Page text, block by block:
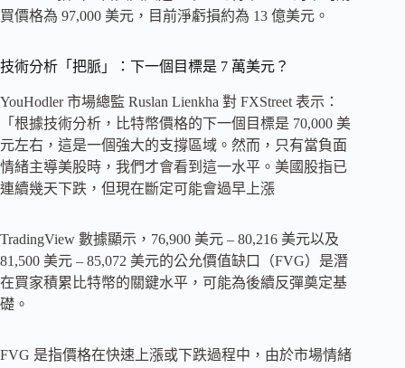
買價格為 97,000 美元，目前淨虧損約為 13 億美元。
技術分析「把脈」：下一個目標是 7 萬美元？
YouHodler 市場總監 Ruslan Lienkha 對 FXStreet 表示：
「根據技術分析，比特幣價格的下一個目標是 70,000 美
元左右，這是一個強大的支撐區域。然而，只有當負面
情緒主導美股時，我們才會看到這一水平。美國股指已
連續幾天下跌，但現在斷定可能會過早上漲
TradingView 數據顯示，76,900 美元 – 80,216 美元以及
81,500 美元 – 85,072 美元的公允價值缺口（FVG）是潛
在買家積累比特幣的關鍵水平，可能為後續反彈奠定基
礎。
FVG 是指價格在快速上漲或下跌過程中，由於市場情緒